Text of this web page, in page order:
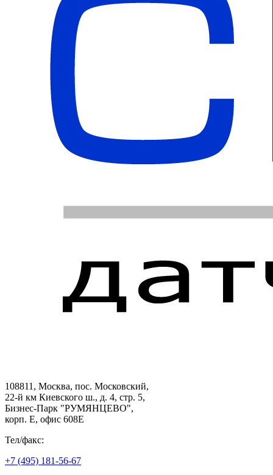
108811, Москва, пос. Московский,
22-й км Киевского ш., д. 4, стр. 5,
Бизнес-Парк "РУМЯНЦЕВО",
корп. Е, офис 608E
Тел/факс:
+7 (495) 181-56-67